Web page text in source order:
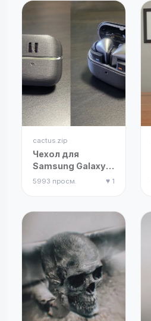
cactus.zip
Чехол для
Samsung Galaxy
Buds 3 Pro
5993 просм. ♥ 1